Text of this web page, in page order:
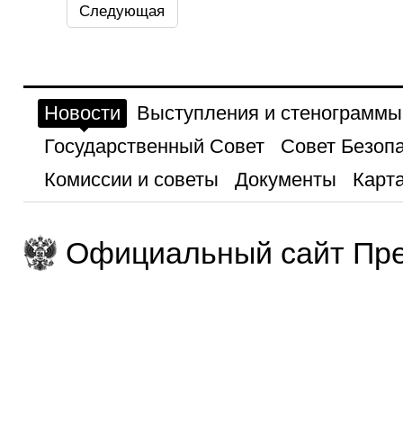
Следующая
Новости
Выступления и стенограммы
Государственный Совет
Совет
Комиссии и советы
Документы
Официальный сайт